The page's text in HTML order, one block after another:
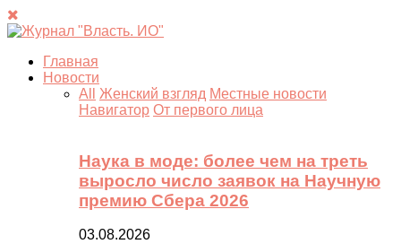
Главная
Новости
All
Женский взгляд Местные новости
Навигатор От первого лица
Наука в моде: более чем на треть
выросло число заявок на Научную
премию Сбера 2026
03.08.2026